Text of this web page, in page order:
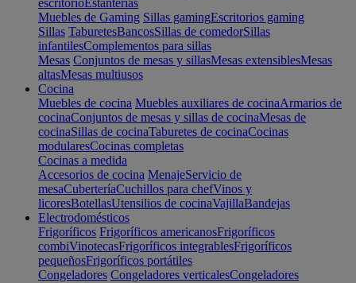
escritorioEstanterías
Muebles de Gaming Sillas gamingEscritorios gaming
Sillas TaburetesBancosSillas de comedorSillas
infantilesComplementos para sillas
Mesas Conjuntos de mesas y sillasMesas extensiblesMesas
altasMesas multiusos
Cocina
Muebles de cocina Muebles auxiliares de cocinaArmarios de
cocinaConjuntos de mesas y sillas de cocinaMesas de
cocinaSillas de cocinaTaburetes de cocinaCocinas
modularesCocinas completas
Cocinas a medida
Accesorios de cocina MenajeServicio de
mesaCuberteríaCuchillos para chefVinos y
licoresBotellasUtensilios de cocinaVajillaBandejas
Electrodomésticos
Frigoríficos Frigoríficos americanosFrigoríficos
combiVinotecasFrigoríficos integrablesFrigoríficos
pequeñosFrigoríficos portátiles
Congeladores Congeladores verticalesCongeladores